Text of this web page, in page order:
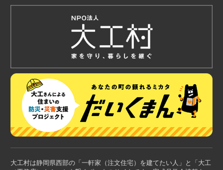
大工村は静岡県西部の「一軒家（注文住宅）を建てたい人」と「大工